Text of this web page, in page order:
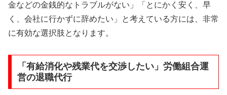
金などの金銭的なトラブルがない」「とにかく安く、早
く、会社に行かずに辞めたい」と考えている方には、非常
に有効な選択肢となります。
「有給消化や残業代を交渉したい」労働組合運
営の退職代行